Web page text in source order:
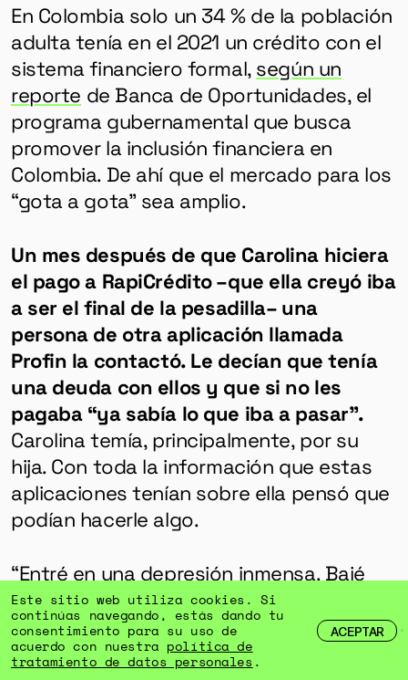
En Colombia solo un 34 % de la población
adulta tenía en el 2021 un crédito con el
sistema financiero formal, según un
reporte de Banca de Oportunidades, el
programa gubernamental que busca
promover la inclusión financiera en
Colombia. De ahí que el mercado para los
“gota a gota” sea amplio.
Un mes después de que Carolina hiciera
el pago a RapiCrédito –que ella creyó iba
a ser el final de la pesadilla– una
persona de otra aplicación llamada
Profin la contactó. Le decían que tenía
una deuda con ellos y que si no les
pagaba “ya sabía lo que iba a pasar”.
Carolina temía, principalmente, por su
hija. Con toda la información que estas
aplicaciones tenían sobre ella pensó que
podían hacerle algo.
“Entré en una depresión inmensa. Bajé
mucho de peso y empecé a tener
problemas con mi familia. Al poco tiempo
me fui de la casa porque no quería que
Este sitio web utiliza cookies. Si
continúas navegando, estás dando tu
consentimiento para su uso de
acuerdo con nuestra política de
tratamiento de datos personales .
ACEPTAR